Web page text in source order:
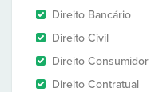
Direito Bancário
Direito Civil
Direito Consumidor
Direito Contratual